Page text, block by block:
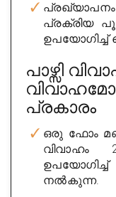
പ്രക്രിയ
പാഴ്സി
പ്രകാരം
ഒരു ഫോം
വിവാഹം
നൽകുന്ന.